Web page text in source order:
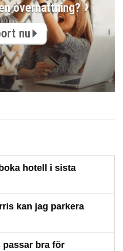
övernattning?
nu
hotell i sista
kan jag parkera
bra för